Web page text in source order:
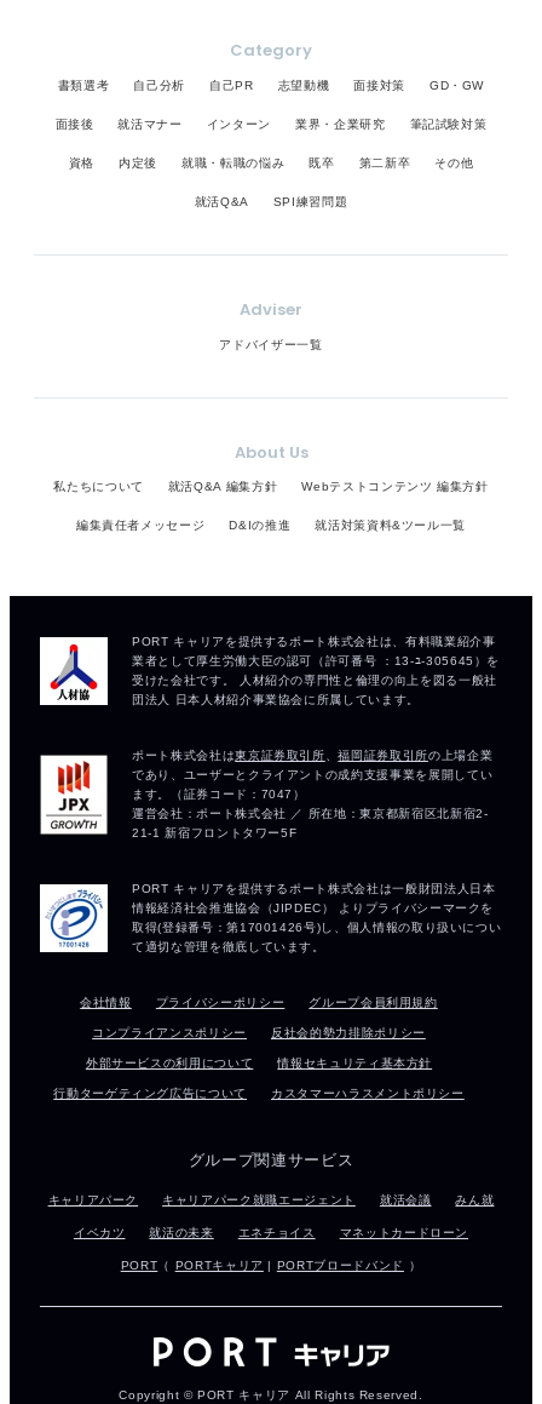
Category
書類選考 自己分析 自己PR 志望動機 面接対策 GD・GW
面接後 就活マナー インターン 業界・企業研究 筆記試験対策
資格 内定後 就職・転職の悩み 既卒 第二新卒 その他
就活Q&A SPI練習問題
Adviser
アドバイザー一覧
About Us
私たちについて 就活Q&A 編集方針 Webテストコンテンツ 編集方針
編集責任者メッセージ D&Iの推進 就活対策資料&ツール一覧
会社情報 プライバシーポリシー グループ会員利用規約
コンプライアンスポリシー 反社会的勢力排除ポリシー
外部サービスの利用について 情報セキュリティ基本方針
行動ターゲティング広告について カスタマーハラスメントポリシー